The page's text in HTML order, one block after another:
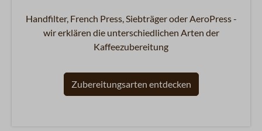
Handfilter, French Press, Siebträger oder AeroPress -
wir erklären die unterschiedlichen Arten der
Kaffeezubereitung
Zubereitungsarten entdecken